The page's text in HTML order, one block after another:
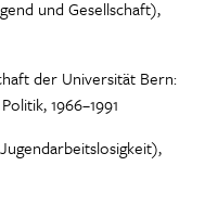
und Gesellschaft),
der Universität Bern:
1966–1991